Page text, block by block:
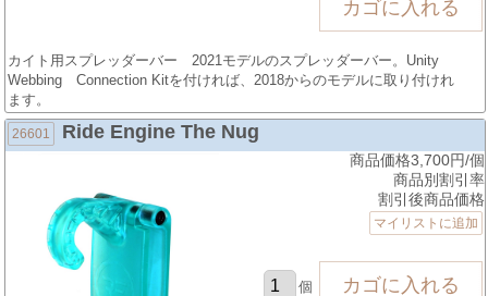
カイト用スプレッダーバー 2021モデルのスプレッダーバー。Unity
Webbing Connection Kitを付ければ、2018からのモデルに取り付けれ
ます。
26601 Ride Engine The Nug
商品価格3,700円/個
商品別割引率
割引後商品価格
マイリストに追加
個